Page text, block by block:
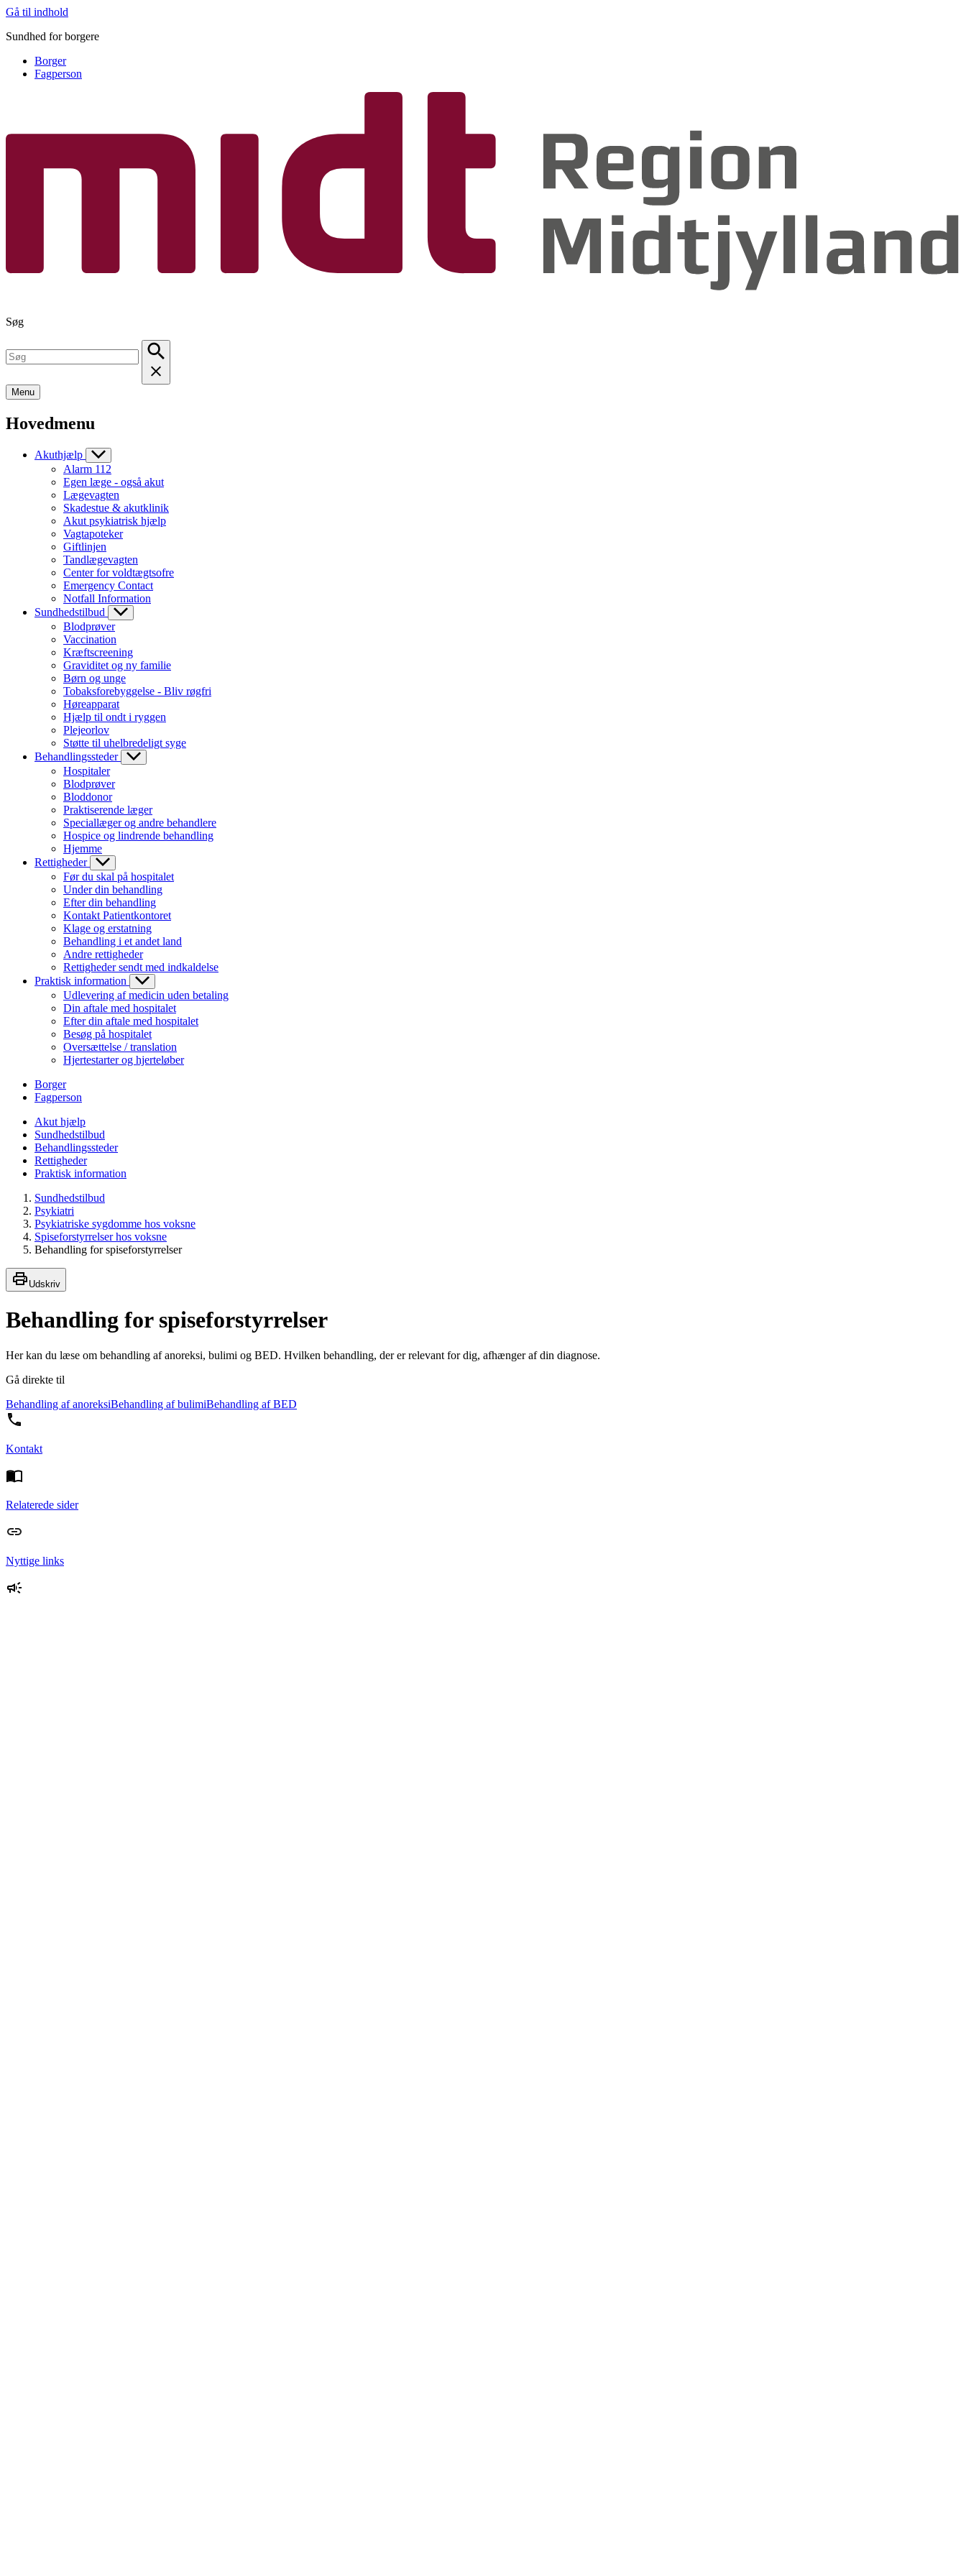
Gå til indhold
Sundhed for borgere
Borger
Fagperson
Søg
Menu
Hovedmenu
Akuthjælp
Alarm 112
Egen læge - også akut
Lægevagten
Skadestue & akutklinik
Akut psykiatrisk hjælp
Vagtapoteker
Giftlinjen
Tandlægevagten
Center for voldtægtsofre
Emergency Contact
Notfall Information
Sundhedstilbud
Blodprøver
Vaccination
Kræftscreening
Graviditet og ny familie
Børn og unge
Tobaksforebyggelse - Bliv røgfri
Høreapparat
Hjælp til ondt i ryggen
Plejeorlov
Støtte til uhelbredeligt syge
Behandlingssteder
Hospitaler
Blodprøver
Bloddonor
Praktiserende læger
Speciallæger og andre behandlere
Hospice og lindrende behandling
Hjemme
Rettigheder
Før du skal på hospitalet
Under din behandling
Efter din behandling
Kontakt Patientkontoret
Klage og erstatning
Behandling i et andet land
Andre rettigheder
Rettigheder sendt med indkaldelse
Praktisk information
Udlevering af medicin uden betaling
Din aftale med hospitalet
Efter din aftale med hospitalet
Besøg på hospitalet
Oversættelse / translation
Hjertestarter og hjerteløber
Borger
Fagperson
Akut hjælp
Sundhedstilbud
Behandlingssteder
Rettigheder
Praktisk information
Sundhedstilbud
Psykiatri
Psykiatriske sygdomme hos voksne
Spiseforstyrrelser hos voksne
Behandling for spiseforstyrrelser
Udskriv
Behandling for spiseforstyrrelser
Her kan du læse om behandling af anoreksi, bulimi og BED. Hvilken behandling, der er relevant for dig, afhænger af din diagnose.
Gå direkte til
Behandling af anoreksiBehandling af bulimiBehandling af BED
Kontakt
Relaterede sider
Nyttige links